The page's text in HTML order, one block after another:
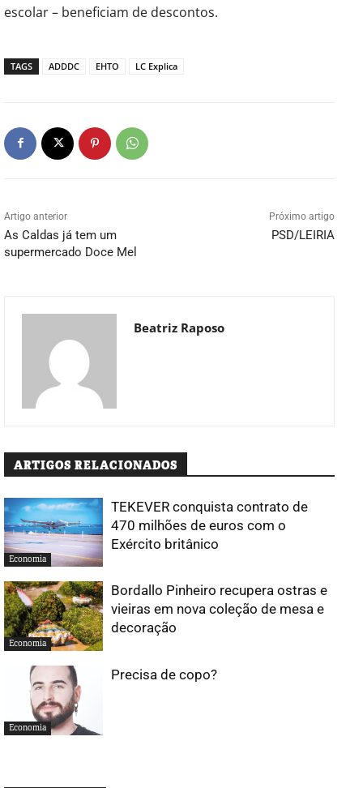
escolar – beneficiam de descontos.
TAGS ADDDC EHTO LC Explica
Artigo anterior
As Caldas já tem um
supermercado Doce Mel
Próximo artigo
PSD/LEIRIA
Beatriz Raposo
ARTIGOS RELACIONADOS
Economia
TEKEVER conquista contrato de
470 milhões de euros com o
Exército britânico
Economia
Bordallo Pinheiro recupera ostras e
vieiras em nova coleção de mesa e
decoração
Economia
Precisa de copo?